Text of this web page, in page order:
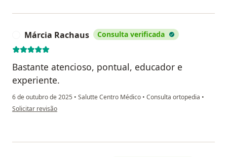
Márcia Rachaus Consulta verificada
Bastante atencioso, pontual, educador e
experiente.
6 de outubro de 2025 • Salutte Centro Médico • Consulta ortopedia •
na opinião do utilizador Márcia Rachaus
Solicitar revisão